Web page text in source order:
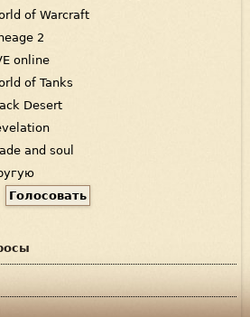
of Warcraft
2
online
of Tanks
Desert
and soul